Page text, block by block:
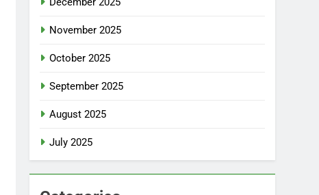
November 2025
October 2025
September 2025
August 2025
July 2025